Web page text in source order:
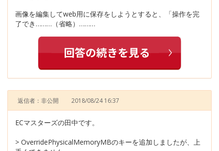
画像を編集してweb用に保存をしようとすると、「操作を完
了でき………（省略）………
返信者：非公開 2018/08/24 16:37
ECマスターズの田中です。
> OverridePhysicalMemoryMBのキーを追加しましたが、上